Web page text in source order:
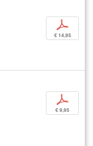
p
€ 14,95
p
€ 9,95